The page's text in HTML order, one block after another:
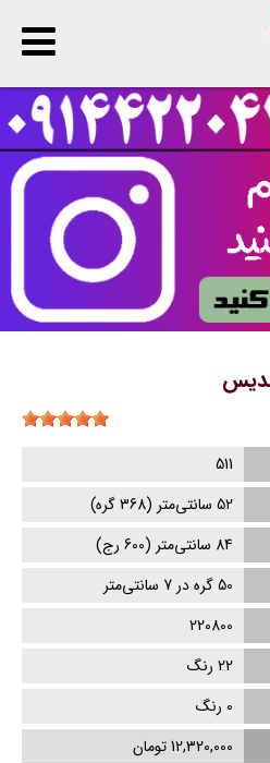
511
52 سانتی‌متر (368گره)
84 سانتی‌متر (600 رج)
50 گره در 7 سانتی‌متر
220800
22 رنگ
0 رنگ
12,320,000 تومان